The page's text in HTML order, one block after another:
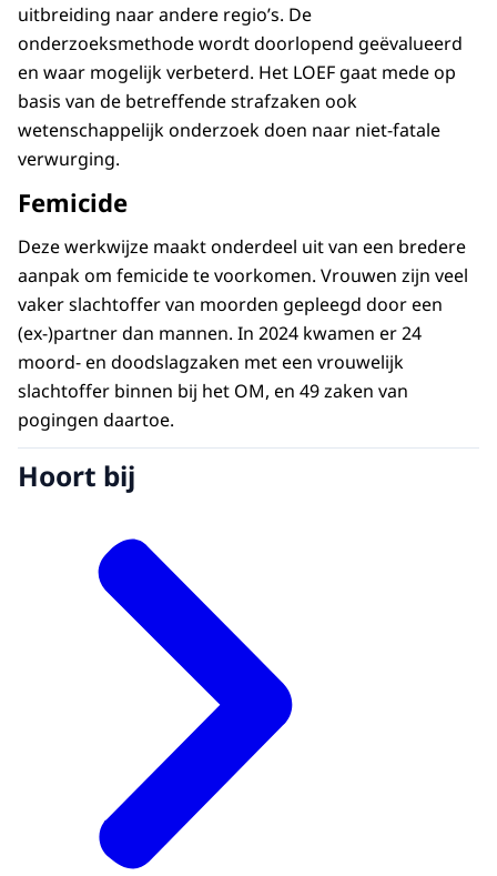
uitbreiding naar andere regio’s. De
onderzoeksmethode wordt doorlopend geëvalueerd
en waar mogelijk verbeterd. Het LOEF gaat mede op
basis van de betreffende strafzaken ook
wetenschappelijk onderzoek doen naar niet-fatale
verwurging.
Femicide
Deze werkwijze maakt onderdeel uit van een bredere
aanpak om femicide te voorkomen. Vrouwen zijn veel
vaker slachtoffer van moorden gepleegd door een
(ex-)partner dan mannen. In 2024 kwamen er 24
moord- en doodslagzaken met een vrouwelijk
slachtoffer binnen bij het OM, en 49 zaken van
pogingen daartoe.
Hoort bij